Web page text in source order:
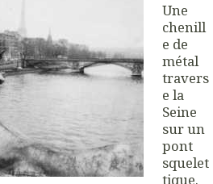
Une
chenill
e de
métal
travers
e la
Seine
sur un
pont
squelet
tique.